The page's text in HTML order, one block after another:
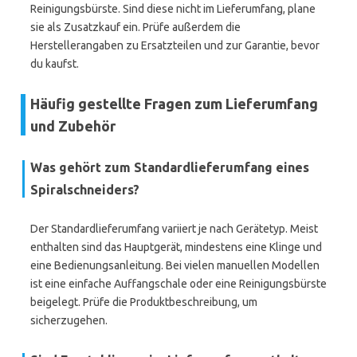
Reinigungsbürste. Sind diese nicht im Lieferumfang, plane
sie als Zusatzkauf ein. Prüfe außerdem die
Herstellerangaben zu Ersatzteilen und zur Garantie, bevor
du kaufst.
Häufig gestellte Fragen zum Lieferumfang
und Zubehör
Was gehört zum Standardlieferumfang eines
Spiralschneiders?
Der Standardlieferumfang variiert je nach Gerätetyp. Meist
enthalten sind das Hauptgerät, mindestens eine Klinge und
eine Bedienungsanleitung. Bei vielen manuellen Modellen
ist eine einfache Auffangschale oder eine Reinigungsbürste
beigelegt. Prüfe die Produktbeschreibung, um
sicherzugehen.